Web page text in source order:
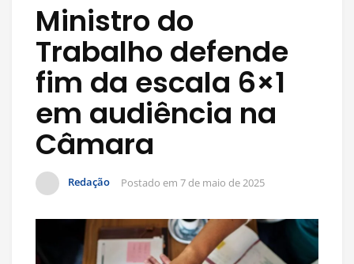
Ministro do
Trabalho defende
fim da escala 6×1
em audiência na
Câmara
Redação Postado em 7 de maio de 2025